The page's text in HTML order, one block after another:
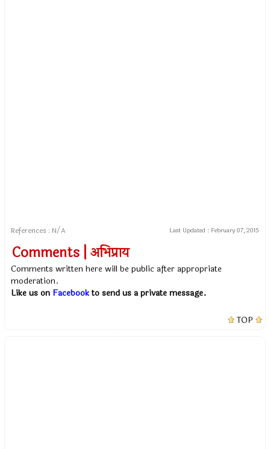
References : N/A Last Updated : February 07, 2015
Comments | अभिप्राय
Comments written here will be public after appropriate
moderation.
Like us on Facebookto send us a private message.
TOP